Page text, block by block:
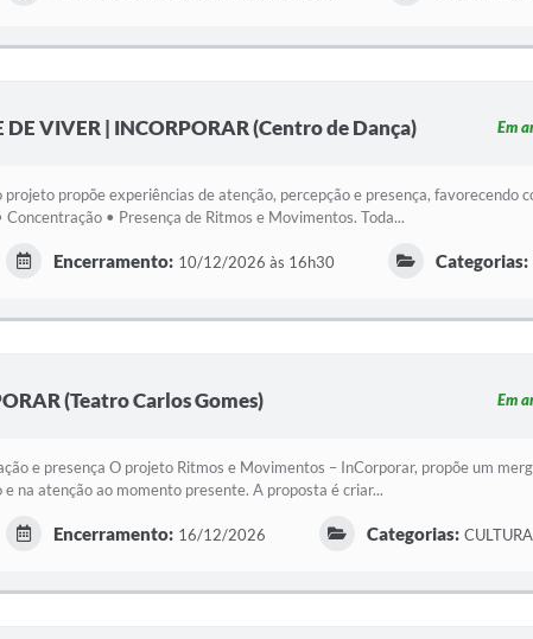
VIVER | INCORPORAR (Centro de Dança) Em
propõe experiências de atenção, percepção e presença, favorecendo
• Presença de Ritmos e Movimentos. Toda...
Encerramento: 10/12/2026 às 16h30 Categorias:
(Teatro Carlos Gomes) Em
e presença O projeto Ritmos e Movimentos – InCorporar, propõe um
na atenção ao momento presente. A proposta é criar...
Encerramento: 16/12/2026 Categorias: